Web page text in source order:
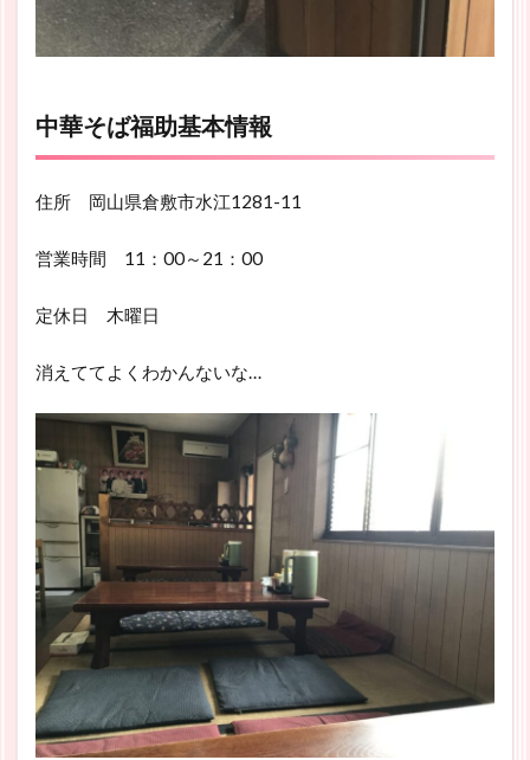
中華そば福助基本情報
住所 岡山県倉敷市水江1281-11
営業時間 11：00～21：00
定休日 木曜日
消えててよくわかんないな…